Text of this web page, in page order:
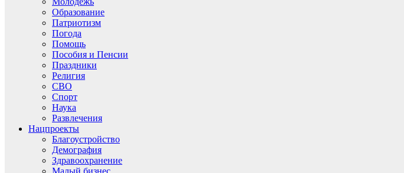
Образование
Патриотизм
Погода
Помощь
Пособия и Пенсии
Праздники
Религия
СВО
Спорт
Наука
Развлечения
Нацпроекты
Благоустройство
Демография
Здравоохранение
Малый бизнес